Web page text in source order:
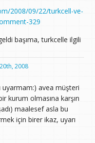
2008/09/22/turkcell-ve-
329
başıma, turkcelle ilgili
2008
uyarmam:) avea müşteri
kurum olmasına karşın
maalesef asla bu
için birer ikaz, uyarı